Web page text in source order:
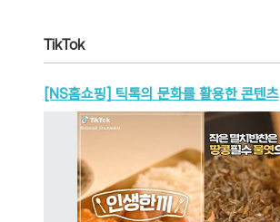
TikTok
[NS홈쇼핑] 틱톡의 문화를 활용한 콘텐츠